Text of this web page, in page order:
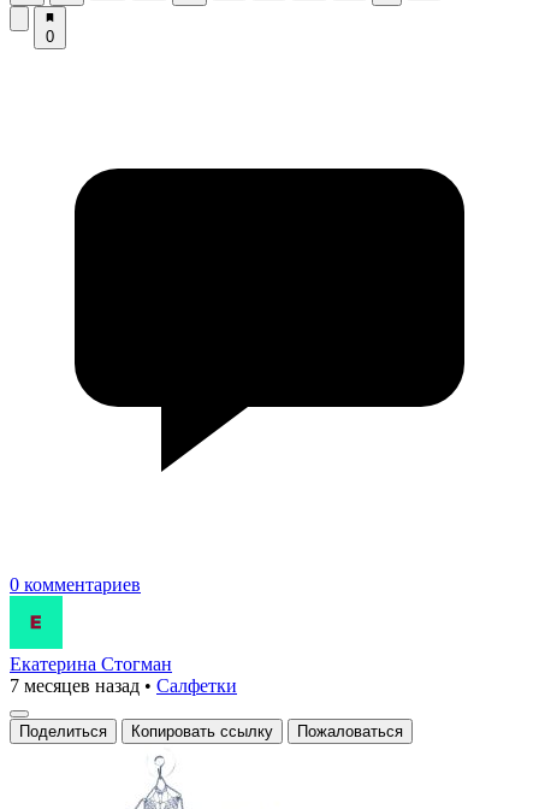
0
0 комментариев
Екатерина Стогман
7 месяцев назад • Салфетки
Поделиться Копировать ссылку Пожаловаться